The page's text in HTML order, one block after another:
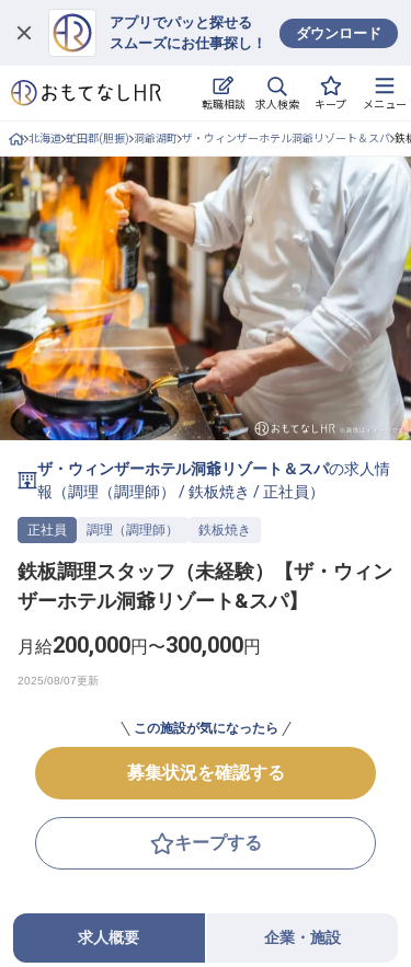
アプリでパッと探せる
スムーズにお仕事探し！
ダウンロード
転職相談 求人検索 キープ メニュー
ログイン
求人・施設を探す
キープした求人
就職・転職 合同説明会
おもてなしHRについて
ご利用の流れ
よくある質問
ホテル・宿泊業界情報コラム
無料 転職サポートに申し込む
採用をお考えの企業様へ
北海道 虻田郡(胆振) 洞爺湖町 ザ・ウィンザーホテル洞爺リゾート＆スパ 鉄
ザ・ウィンザーホテル洞爺リゾート＆スパの求人情
報（調理（調理師） /鉄板焼き /正社員 ）
正社員 調理（調理師） 鉄板焼き
鉄板調理スタッフ（未経験）【ザ・ウィン
ザーホテル洞爺リゾート&スパ】
月給200,000円〜300,000円
この施設が気になったら
募集状況を確認する
キープする
求人概要 企業・施設